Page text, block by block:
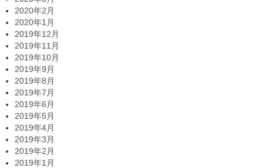
2020年2月
2020年1月
2019年12月
2019年11月
2019年10月
2019年9月
2019年8月
2019年7月
2019年6月
2019年5月
2019年4月
2019年3月
2019年2月
2019年1月